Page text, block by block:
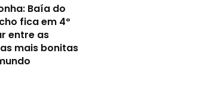
Baía do
fica em 4º
entre as
mais bonitas